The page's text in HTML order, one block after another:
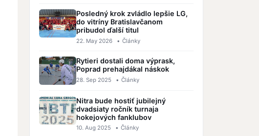
Posledný krok zvládlo lepšie LG,
do vitríny Bratislavčanom
pribudol ďalší titul
22. May 2026 • Články
Rytieri dostali doma výprask,
Poprad prehajdákal náskok
28. Sep 2025 • Články
Nitra bude hostiť jubilejný
dvadsiaty ročník turnaja
hokejových fanklubov
10. Aug 2025 • Články